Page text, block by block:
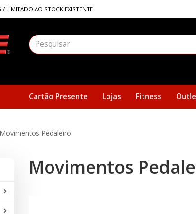
AO STOCK EXISTENTE
Cartão Presente Lojas Fitness
Movimentos Pedaleiro
Movimentos